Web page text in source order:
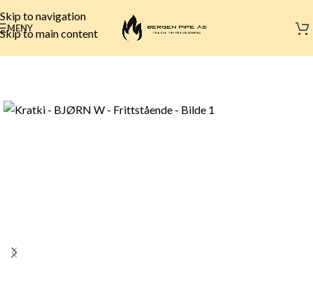
Skip to navigation
Skip to main content
MENY